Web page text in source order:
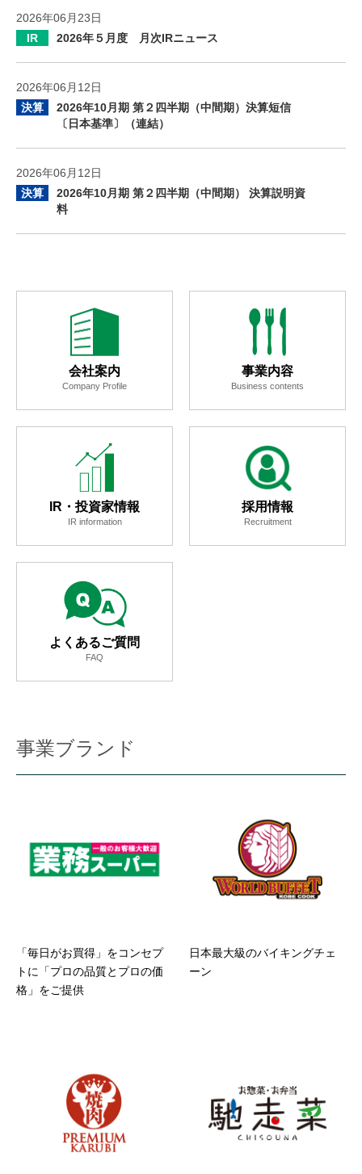
2026年06月23日
IR
2026年５月度 月次IRニュース
2026年06月12日
決算
2026年10月期 第２四半期（中間期）決算短信
〔日本基準〕（連結）
2026年06月12日
決算
2026年10月期 第２四半期（中間期） 決算説明資
料
会社案内
Company Profile
事業内容
Business contents
IR・投資家情報
IR information
採用情報
Recruitment
よくあるご質問
FAQ
事業ブランド
「毎日がお買得」をコンセプ
トに「プロの品質とプロの価
格」をご提供
日本最大級のバイキングチェ
ーン